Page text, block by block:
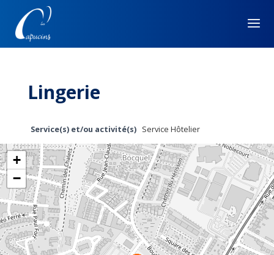
Lingerie
Service(s) et/ou activité(s) Service Hôtelier
+
−